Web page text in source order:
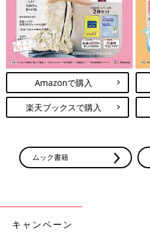
Amazonで購入
楽天ブックスで購入
ムック書籍
キャンペーン